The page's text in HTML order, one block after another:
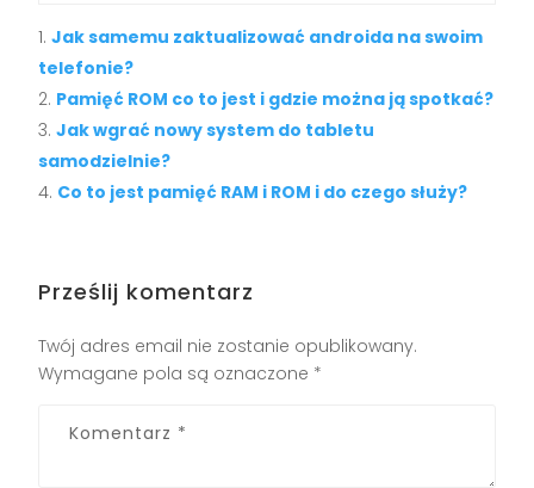
Jak samemu zaktualizować androida na swoim
telefonie?
Pamięć ROM co to jest i gdzie można ją spotkać?
Jak wgrać nowy system do tabletu
samodzielnie?
Co to jest pamięć RAM i ROM i do czego służy?
Prześlij komentarz
Twój adres email nie zostanie opublikowany.
Wymagane pola są oznaczone *